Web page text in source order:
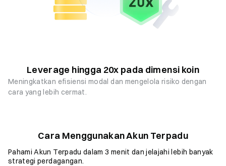
Leverage hingga 20x pada dimensi koin
Meningkatkan efisiensi modal dan mengelola risiko dengan
cara yang lebih cermat.
Cara Menggunakan Akun Terpadu
Pahami Akun Terpadu dalam 3 menit dan jelajahi lebih banyak
strategi perdagangan.